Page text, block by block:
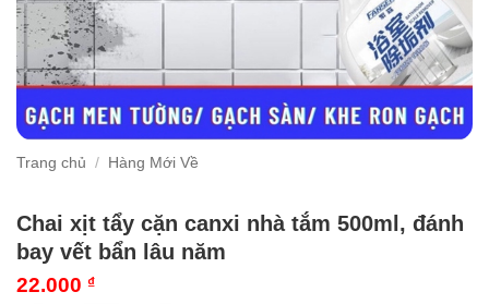
Trang chủ / Hàng Mới Về
Chai xịt tẩy cặn canxi nhà tắm 500ml, đánh
bay vết bẩn lâu năm
22.000 ₫